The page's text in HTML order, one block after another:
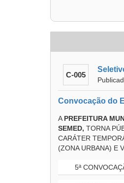
C-005
Convocação do
A PREFEITURA
SEMED, TORNA
CARÁTER
(ZONA URBANA) E
5ª